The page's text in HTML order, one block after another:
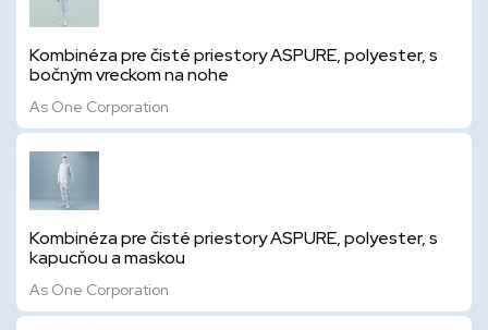
Kombinéza pre čisté priestory ASPURE, polyester, s
bočným vreckom na nohe
As One Corporation
Kombinéza pre čisté priestory ASPURE, polyester, s
kapucňou a maskou
As One Corporation